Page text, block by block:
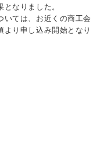
なりました。
いては、お近くの商工会
り申し込み開始となり